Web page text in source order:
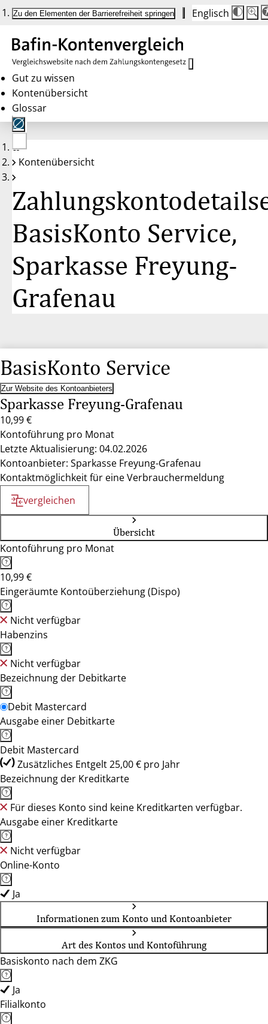
Zu den Elementen der Barrierefreiheit springen Englisch
Die
auf
100
100
Gut zu wissen
Kontenübersicht
Glossar
Keine
Konten
Kontenübersicht
BasisKonto Service,
Sparkasse Freyung-
Grafenau
BasisKonto Service
Zur Website des Kontoanbieters
Sparkasse Freyung-Grafenau
10,99 €
Kontoführung pro Monat
Letzte Aktualisierung: 04.02.2026
Kontoanbieter: Sparkasse Freyung-Grafenau
Kontaktmöglichkeit für eine Verbrauchermeldung
vergleichen
Übersicht
Kontoführung pro Monat
10,99 €
Eingeräumte Kontoüberziehung (Dispo)
Nicht verfügbar
Habenzins
Nicht verfügbar
Bezeichnung der Debitkarte
Debit Mastercard
Ausgabe einer Debitkarte
Debit Mastercard
Zusätzliches Entgelt 25,00 € pro Jahr
Bezeichnung der Kreditkarte
Für dieses Konto sind keine Kreditkarten verfügbar.
Ausgabe einer Kreditkarte
Nicht verfügbar
Online-Konto
Ja
Informationen zum Konto und Kontoanbieter
Art des Kontos und Kontoführung
Basiskonto nach dem ZKG
Ja
Filialkonto